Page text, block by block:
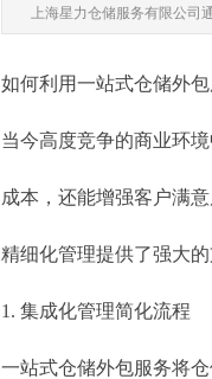
上海星力仓储服务有限公
如何利用一站式仓储外
当今高度竞争的商业环
成本，还能增强客户满
精细化管理提供了强大
1. 集成化管理简化流程
一站式仓储外包服务将